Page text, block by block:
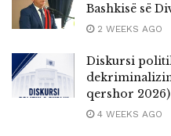
Bashkisë së
2 WEEKS AGO
Diskursi
qershor 2026)
4 WEEKS AGO